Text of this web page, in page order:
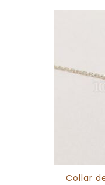
Collar